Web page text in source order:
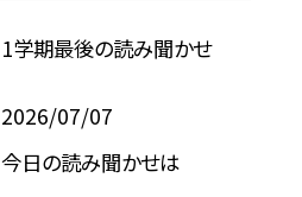
1学期最後の読み聞かせ
2026/07/07
今日の読み聞かせは